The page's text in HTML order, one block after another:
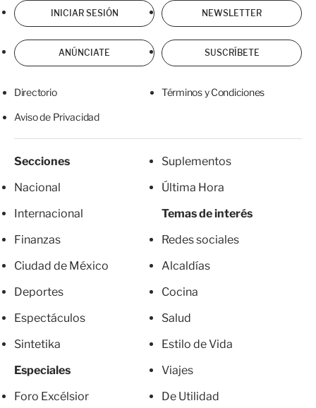
INICIAR SESIÓN NEWSLETTER
ANÚNCIATE SUSCRÍBETE
Directorio Términos y Condiciones
Aviso de Privacidad
Secciones
Nacional
Internacional
Finanzas
Ciudad de México
Deportes
Espectáculos
Sintetika
Especiales
Foro Excélsior
Suplementos
Última Hora
Temas de interés
Redes sociales
Alcaldías
Cocina
Salud
Estilo de Vida
Viajes
De Utilidad